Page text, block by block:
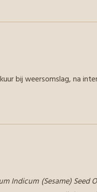
bij weersomslag, na
Indicum (Sesame) Seed